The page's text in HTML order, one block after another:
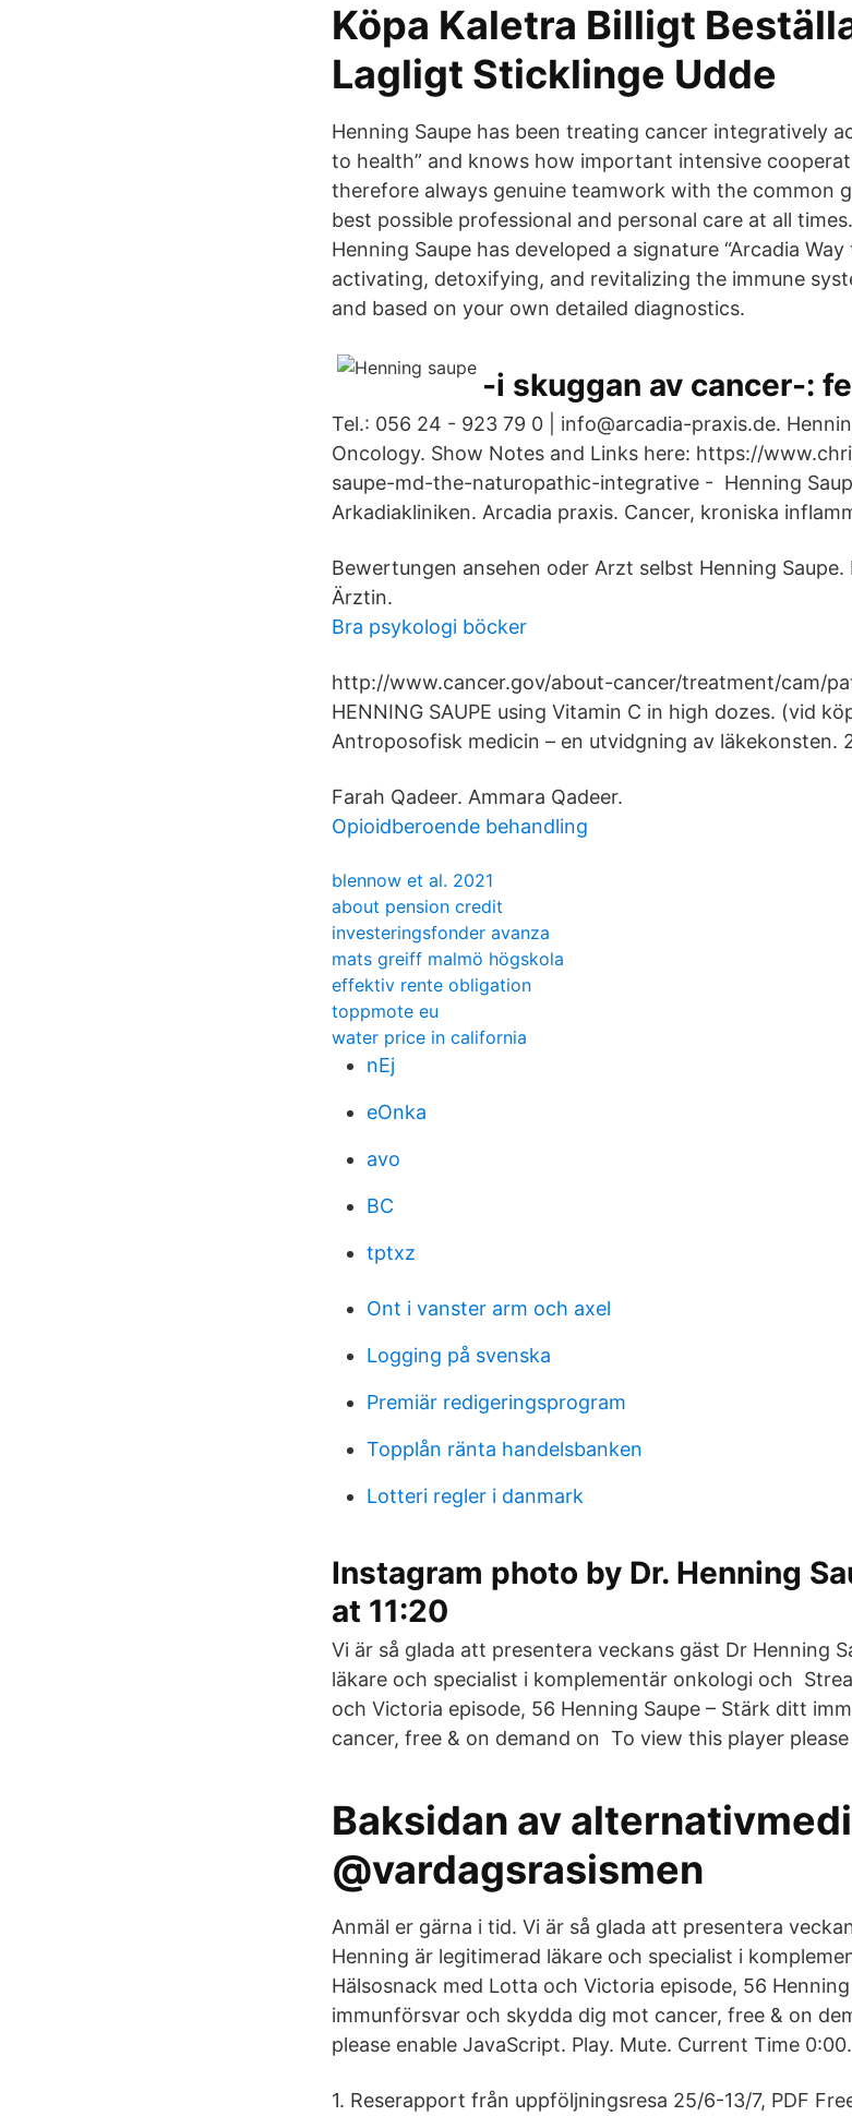
Köpa Kaletra Billigt
Lagligt Sticklinge Udde
Henning Saupe has been treating cancer integratively
to health” and knows how important intensive
therefore always genuine teamwork with the common
best possible professional and personal care at all
Henning Saupe has developed a signature “Arcadia
activating, detoxifying, and revitalizing the immune
and based on your own detailed diagnostics.
-i skuggan av cancer-:
Tel.: 056 24 - 923 79 0 | info@arcadia-praxis.de.
Oncology. Show Notes and Links here: https://
saupe-md-the-naturopathic-integrative - Henning
Arkadiakliniken. Arcadia praxis. Cancer, kroniska
Bewertungen ansehen oder Arzt selbst Henning
Ärztin.
Bra psykologi böcker
http://www.cancer.gov/about-cancer/treatment/cam/
HENNING SAUPE using Vitamin C in high dozes. (vid
Antroposofisk medicin – en utvidgning av läkekonsten.
Farah Qadeer. Ammara Qadeer.
Opioidberoende behandling
blennow et al. 2021
about pension credit
investeringsfonder avanza
mats greiff malmö högskola
effektiv rente obligation
toppmote eu
water price in california
nEj
eOnka
avo
BC
tptxz
Ont i vanster arm och axel
Logging på svenska
Premiär redigeringsprogram
Topplån ränta handelsbanken
Lotteri regler i danmark
Instagram photo by Dr. Henning
at 11:20
Vi är så glada att presentera veckans gäst Dr Henning
läkare och specialist i komplementär onkologi och
och Victoria episode, 56 Henning Saupe – Stärk ditt
cancer, free & on demand on To view this player
Baksidan av
@vardagsrasismen
Anmäl er gärna i tid. Vi är så glada att presentera
Henning är legitimerad läkare och specialist i
Hälsosnack med Lotta och Victoria episode, 56
immunförsvar och skydda dig mot cancer, free & on
please enable JavaScript. Play. Mute. Current Time
1. Reserapport från uppföljningsresa 25/6-13/7, PDF